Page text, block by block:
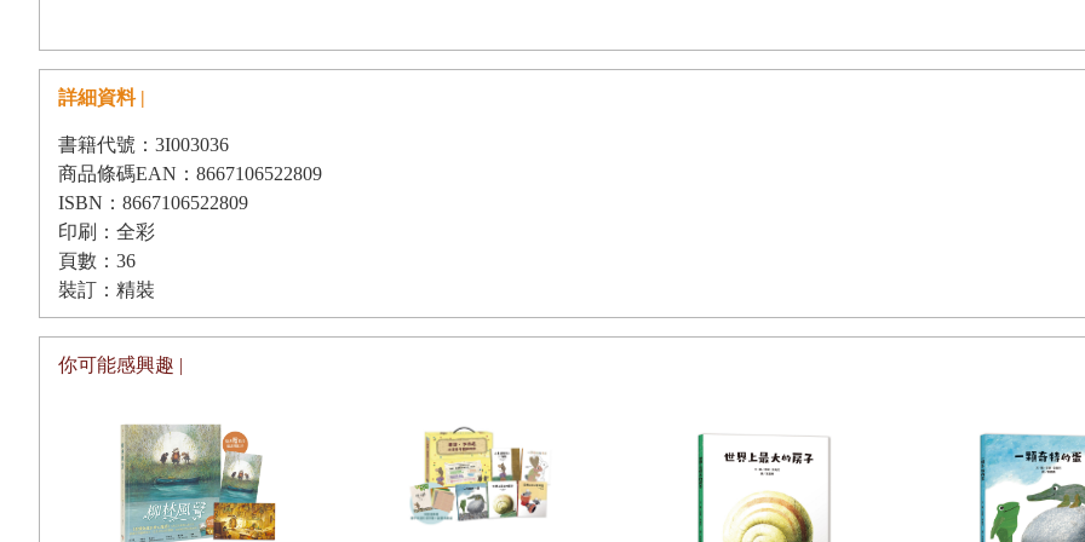
詳細資料 |
書籍代號：3I003036
商品條碼EAN：8667106522809
ISBN：8667106522809
印刷：全彩
頁數：36
裝訂：精裝
你可能感興趣 |